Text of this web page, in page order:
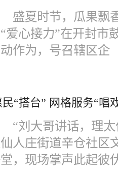
时节，瓜果飘香
爱心接力”在开封市
作为，号召辖区企
“搭台” 网格服务“唱
大哥讲话，理太
人庄街道辛仓社区
，现场掌声此起彼